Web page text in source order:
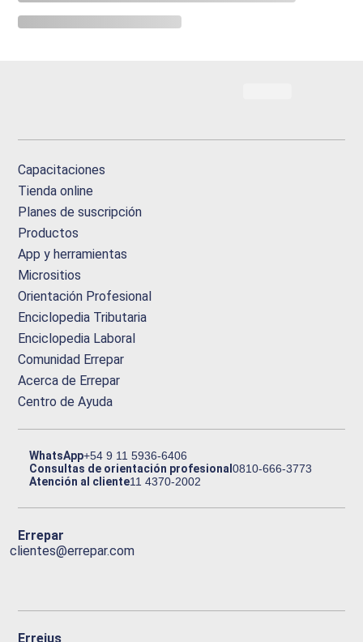
Capacitaciones
Tienda online
Planes de suscripción
Productos
App y herramientas
Micrositios
Orientación Profesional
Enciclopedia Tributaria
Enciclopedia Laboral
Comunidad Errepar
Acerca de Errepar
Centro de Ayuda
WhatsApp+54 9 11 5936-6406
Consultas de orientación profesional0810-666-3773
Atención al cliente11 4370-2002
Errepar
clientes@errepar.com
Erreius